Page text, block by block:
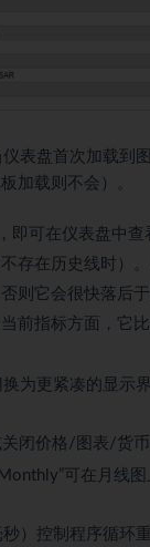
表盘首次加载到
加载则不会）。
即可在仪表盘中
存在历史线时）
则它会很快落后
前指标方面，它
为更紧凑的显示
闭价格/图表/货
可在月线
）控制程序循环